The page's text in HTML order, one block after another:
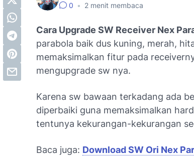
0 • 2 menit membaca
Cara Upgrade SW Receiver Nex
parabola baik dus kuning, merah,
memaksimalkan fitur pada
mengupgrade sw nya.
Karena sw bawaan terkadang ada
diperbaiki guna memaksimalkan
tentunya kekurangan-kekurangan
Baca juga: Download SW Ori Nex